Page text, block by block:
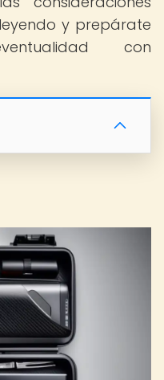
y prepárate
con